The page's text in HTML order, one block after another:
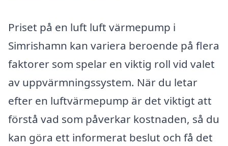
Priset på en luft luft värmepump i
Simrishamn kan variera beroende på flera
faktorer som spelar en viktig roll vid valet
av uppvärmningssystem. När du letar
efter en luftvärmepump är det viktigt att
förstå vad som påverkar kostnaden, så du
kan göra ett informerat beslut och få det